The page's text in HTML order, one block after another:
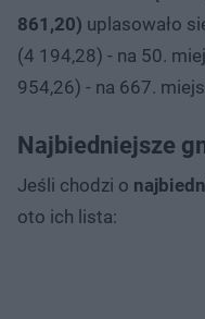
861,20) uplasowało
(4 194,28) - na 50.
954,26) - na 667.
Najbiedniejsze
Jeśli chodzi o
oto ich lista: